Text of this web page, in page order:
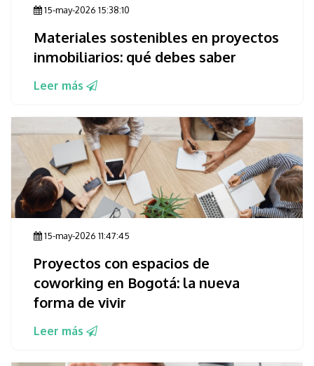
15-may-2026 15:38:10
Materiales sostenibles en proyectos
inmobiliarios: qué debes saber
Leer más
15-may-2026 11:47:45
Proyectos con espacios de
coworking en Bogotá: la nueva
forma de vivir
Leer más